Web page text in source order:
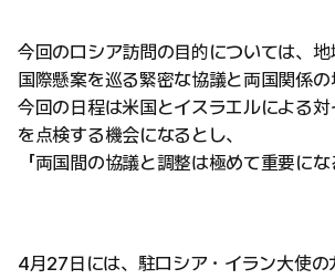
今回のロシア訪問の目的については、地
国際懸案を巡る緊密な協議と両国関係の
今回の日程は米国とイスラエルによる
を点検する機会になるとし、
「両国間の協議と調整は極めて重要にな
4月27日には、駐ロシア・イラン大使の